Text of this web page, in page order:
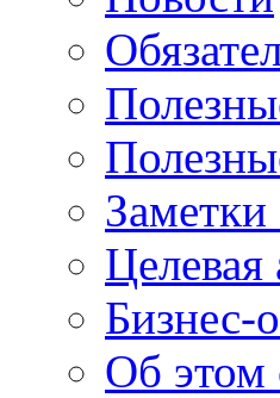
Заметки
Целевая
Бизнес-
Об этом